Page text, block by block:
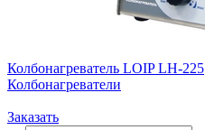
Колбонагреватель LOIP LH-225
Колбонагреватели
Заказать